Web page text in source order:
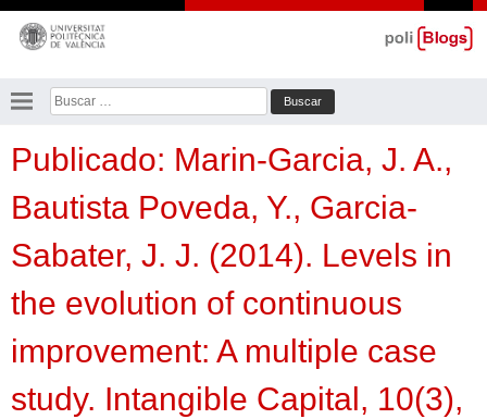
Saltar
contenido
Buscar:
Publicado: Marin-Garcia, J. A.,
Bautista Poveda, Y., Garcia-
Sabater, J. J. (2014). Levels in
the evolution of continuous
improvement: A multiple case
study. Intangible Capital, 10(3),